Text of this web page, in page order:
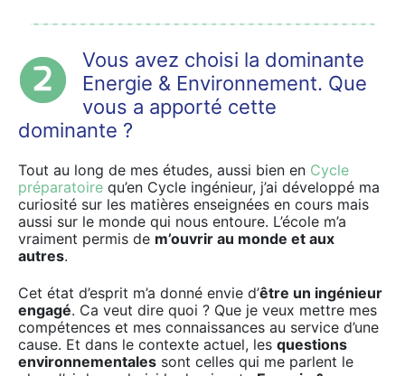
Vous avez choisi la dominante
Energie & Environnement. Que
vous a apporté cette
dominante ?
Tout au long de mes études, aussi bien en Cycle
préparatoire qu’en Cycle ingénieur, j’ai développé ma
curiosité sur les matières enseignées en cours mais
aussi sur le monde qui nous entoure. L’école m’a
vraiment permis de m’ouvrir au monde et aux
autres.
Cet état d’esprit m’a donné envie d’être un ingénieur
engagé. Ca veut dire quoi ? Que je veux mettre mes
compétences et mes connaissances au service d’une
cause. Et dans le contexte actuel, les questions
environnementales sont celles qui me parlent le